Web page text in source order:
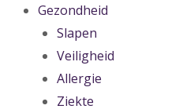
Gezondheid
Slapen
Veiligheid
Allergie
Ziekte